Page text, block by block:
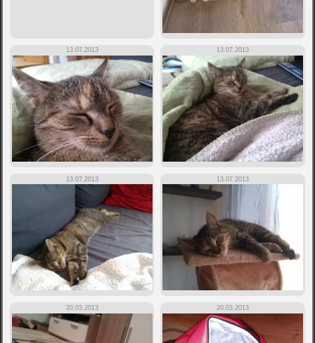
13.07.2013 13.07.2013
13.07.2013 13.07.2013
20.03.2013 20.03.2013